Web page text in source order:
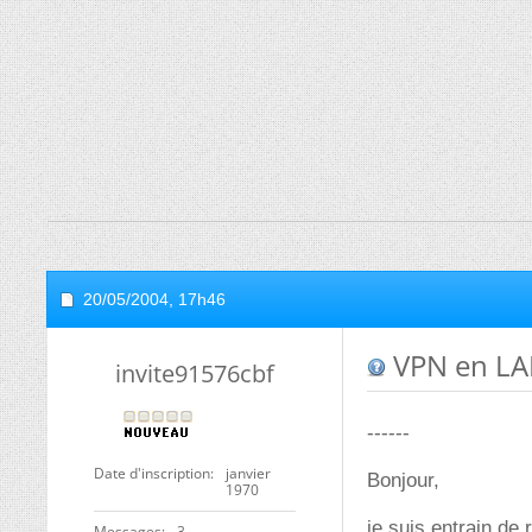
20/05/2004, 17h46
invite91576cbf
Date d'inscription
janvier
1970
VPN en
------
Bonjour,